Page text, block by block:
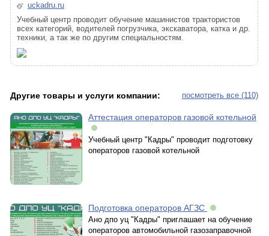
uckadru.ru
Учебный центр проводит обучение машинистов трактористов
всех категорий, водителей погрузчика, экскаватора, катка и др.
техники, а так же по другим специальностям.
посмотреть все (110)
Другие товары и услуги компании:
Аттестация операторов газовой котельной
Учебный центр "Кадры" проводит подготовку
операторов газовой котельной
Подготовка операторов АГЗС
Ано дпо уц "Кадры" приглашает на обучение
операторов автомобильной газозаправочной